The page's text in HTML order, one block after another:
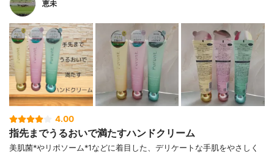
恵未
4.00
指先までうるおいで満たすハンドクリーム
美肌菌*やリポソーム*1などに着目した、デリケートな手肌をやさしく